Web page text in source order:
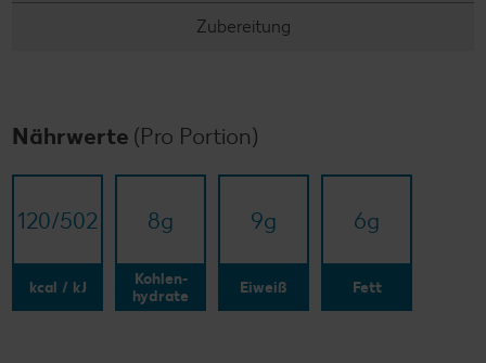
Zubereitung
Nährwerte (Pro Portion)
120/​502
kcal / kJ
8g
Kohlen-
hydrate
9g
Eiweiß
6g
Fett